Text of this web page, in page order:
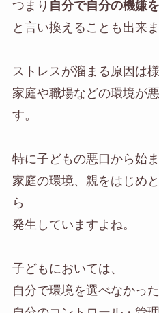
つまり 自分で自分の機嫌
と言い換えることも出来ま
ストレスが溜まる原因は
家庭や職場などの環境が
す。
特に子どもの悪口から始
家庭の環境、親をはじめ
ら
発生していますよね。
子どもにおいては、
自分で環境を選べなかっ